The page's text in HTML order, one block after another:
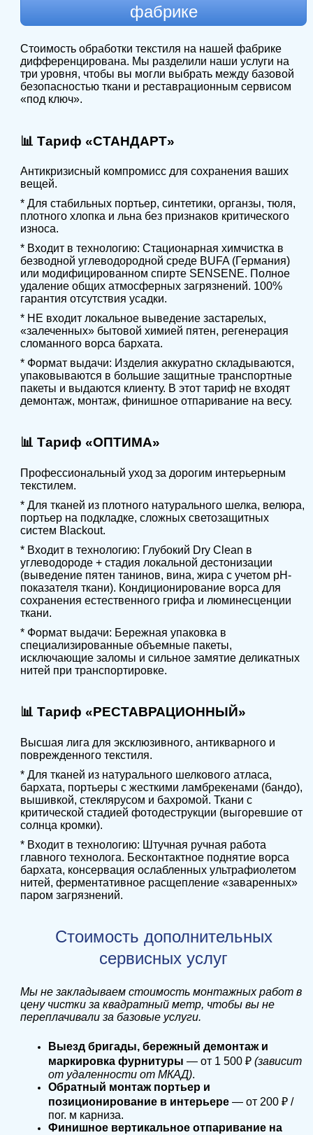
фабрике
Стоимость обработки текстиля на нашей фабрике
дифференцирована. Мы разделили наши услуги на
три уровня, чтобы вы могли выбрать между базовой
безопасностью ткани и реставрационным сервисом
«под ключ».
📊 Тариф «СТАНДАРТ»
Антикризисный компромисс для сохранения ваших
вещей.
* Для стабильных портьер, синтетики, органзы, тюля,
плотного хлопка и льна без признаков критического
износа.
* Входит в технологию: Стационарная химчистка в
безводной углеводородной среде BUFA (Германия)
или модифицированном спирте SENSENE. Полное
удаление общих атмосферных загрязнений. 100%
гарантия отсутствия усадки.
* НЕ входит локальное выведение застарелых,
«залеченных» бытовой химией пятен, регенерация
сломанного ворса бархата.
* Формат выдачи: Изделия аккуратно складываются,
упаковываются в большие защитные транспортные
пакеты и выдаются клиенту. В этот тариф не входят
демонтаж, монтаж, финишное отпаривание на весу.
📊 Тариф «ОПТИМА»
Профессиональный уход за дорогим интерьерным
текстилем.
* Для тканей из плотного натурального шелка, велюра,
портьер на подкладке, сложных светозащитных
систем Blackout.
* Входит в технологию: Глубокий Dry Clean в
углеводороде + стадия локальной дестонизации
(выведение пятен танинов, вина, жира с учетом pH-
показателя ткани). Кондиционирование ворса для
сохранения естественного грифа и люминесценции
ткани.
* Формат выдачи: Бережная упаковка в
специализированные объемные пакеты,
исключающие заломы и сильное замятие деликатных
нитей при транспортировке.
📊 Тариф «РЕСТАВРАЦИОННЫЙ»
Высшая лига для эксклюзивного, антикварного и
поврежденного текстиля.
* Для тканей из натурального шелкового атласа,
бархата, портьеры с жесткими ламбрекенами (бандо),
вышивкой, стеклярусом и бахромой. Ткани с
критической стадией фотодеструкции (выгоревшие от
солнца кромки).
* Входит в технологию: Штучная ручная работа
главного технолога. Бесконтактное поднятие ворса
бархата, консервация ослабленных ультрафиолетом
нитей, ферментативное расщепление «заваренных»
паром загрязнений.
Стоимость дополнительных
сервисных услуг
Мы не закладываем стоимость монтажных работ в
цену чистки за квадратный метр, чтобы вы не
переплачивали за базовые услуги.
Выезд бригады, бережный демонтаж и
маркировка фурнитуры — от 1 500 ₽ (зависит
от удаленности от МКАД).
Обратный монтаж портьер и
позиционирование в интерьере— от 200 ₽ /
пог. м карниза.
Финишное вертикальное отпаривание на